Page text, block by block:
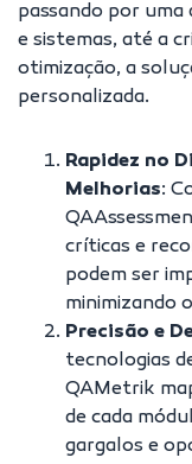
passando por uma
e sistemas, até a
otimização, a
personalizada.
Rapidez no
Melhorias:
críticas e
podem ser
minimizando
Precisão e
tecnologias
QAMetrik
de cada
gargalos e